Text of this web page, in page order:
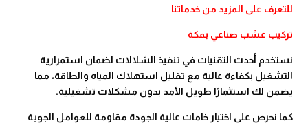
للتعرف على المزيد من خدماتنا
تركيب عشب صناعي بمكة
نستخدم أحدث التقنيات في تنفيذ الشلالات لضمان استمرارية
التشغيل بكفاءة عالية مع تقليل استهلاك المياه والطاقة، مما
يضمن لك استثمارًا طويل الأمد بدون مشكلات تشغيلية.
كما نحرص على اختيار خامات عالية الجودة مقاومة للعوامل الجوية